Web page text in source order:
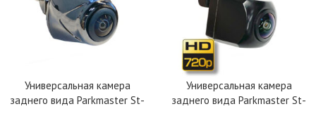
Универсальная камера
заднего вида Parkmaster St-
Универсальная камера
заднего вида Parkmaster St-